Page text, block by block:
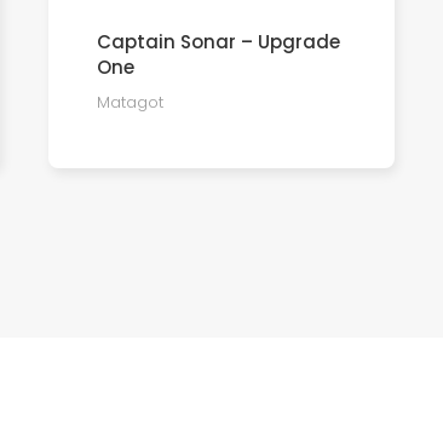
Captain Sonar – Upgrade
One
Matagot